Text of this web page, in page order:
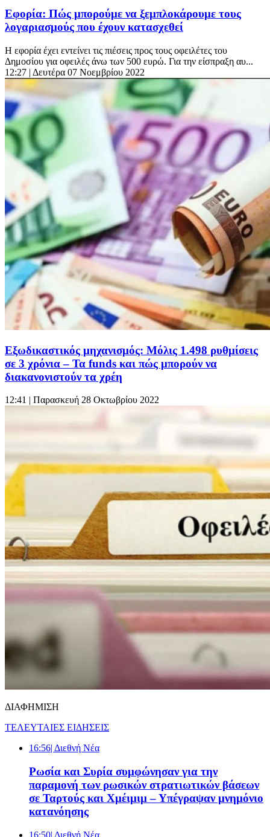
Εφορία: Πώς μπορούμε να ξεμπλοκάρουμε τους
λογαριασμούς που έχουν κατασχεθεί
Η εφορία έχει εντείνει τις πιέσεις προς τους οφειλέτες του
Δημοσίου για οφειλές άνω των 500 ευρώ. Για την είσπραξη αυ...
12:27 | Δευτέρα 07 Νοεμβρίου 2022
Εξωδικαστικός μηχανισμός: Μόλις 1.498 ρυθμίσεις
σε 3 χρόνια – Τα funds και πώς μπορούν να
διακανονιστούν τα χρέη
12:41 | Παρασκευή 28 Οκτωβρίου 2022
ΔΙΑΦΗΜΙΣΗ
ΤΕΛΕΥΤΑΙΕΣ ΕΙΔΗΣΕΙΣ
16:56| Διεθνή Νέα
Ρωσία και Συρία συμφώνησαν για την
παραμονή των ρωσικών στρατιωτικών βάσεων
σε Ταρτούς και Χμέιμιμ – Υπέγραψαν μνημόνιο
κατανόησης
16:50| Διεθνή Νέα